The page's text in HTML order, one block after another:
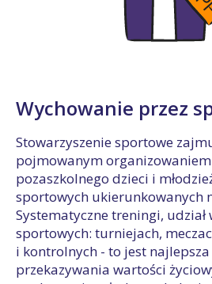
Wychowanie przez
Stowarzyszenie sportowe
pojmowanym
pozaszkolnego dzieci i
sportowych ukierunkowanych
Systematyczne treningi, udział
sportowych: turniejach,
i kontrolnych - to jest
przekazywania wartości